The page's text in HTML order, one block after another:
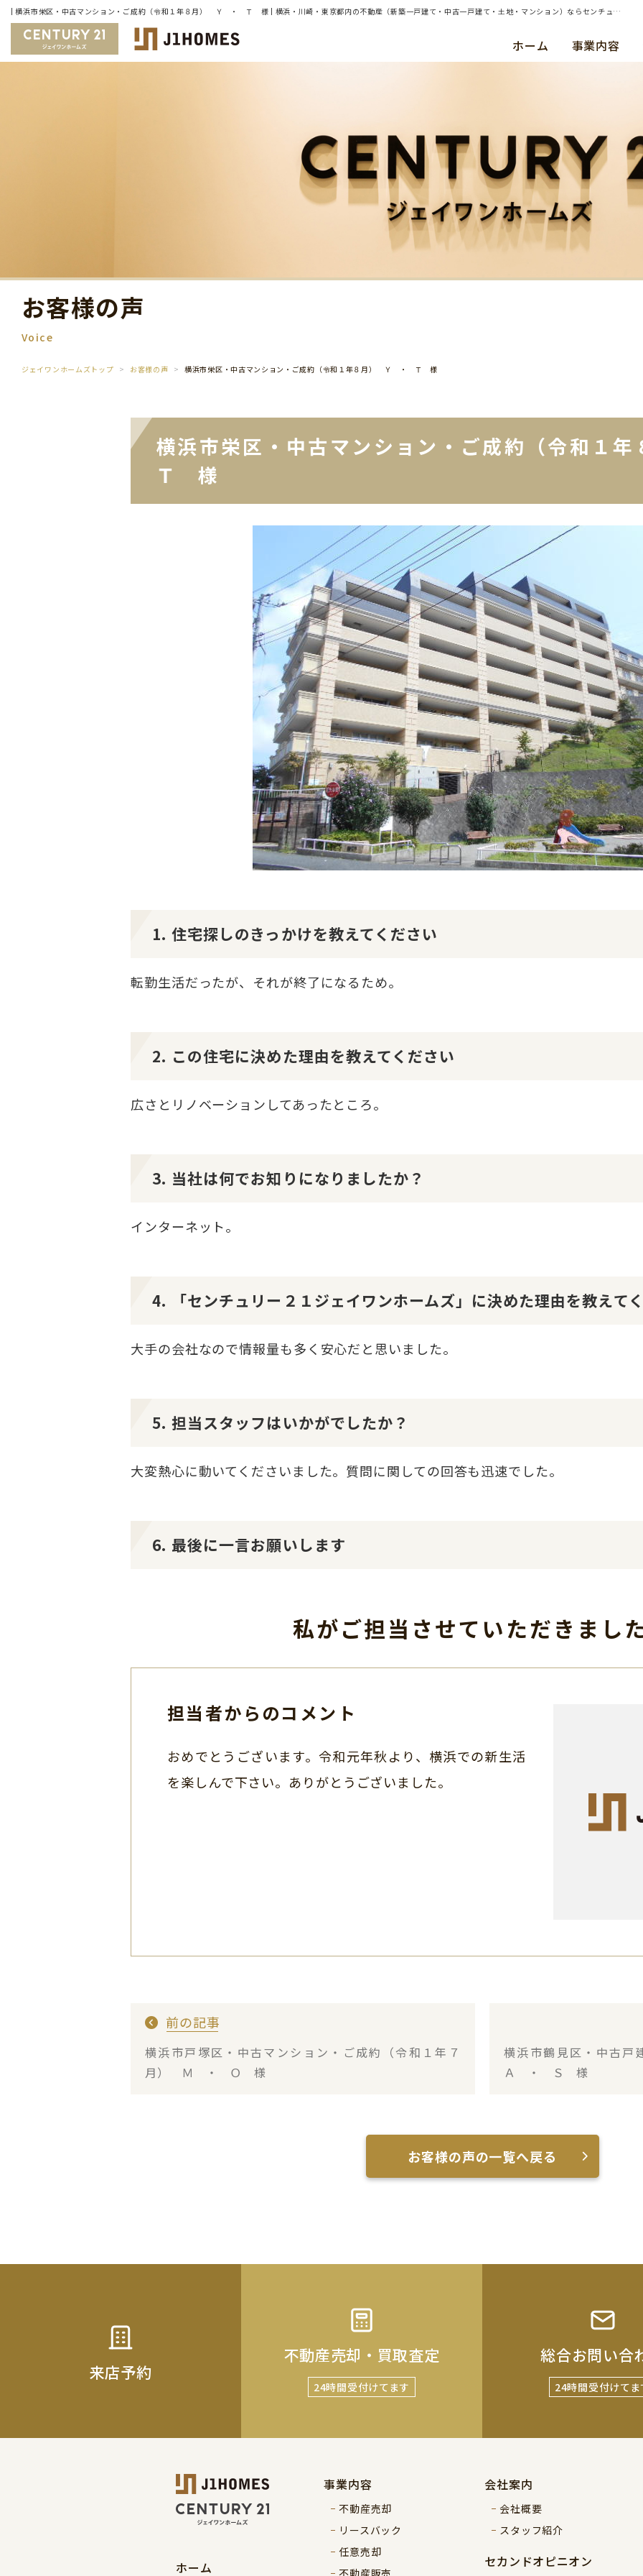
| 横浜市栄区・中古マンション・ご成約（令和１年８月） Ｙ ・ Ｔ 様 | 横浜・川崎・東京都内の不動産（新築一戸建て・中古一戸建て・土地・マンション）ならセンチュリー21ジェイワンホームズ
ホーム 事業内容
お客様の声
Voice
ジェイワンホームズトップ お客様の声 横浜市栄区・中古マンション・ご成約（令和１年８月） Ｙ ・ Ｔ 様
横浜市栄区・中古マンション・ご成約（令和
Ｔ 様
1. 住宅探しのきっかけを教えてください
転勤生活だったが、それが終了になるため。
2. この住宅に決めた理由を教えてください
広さとリノベーションしてあったところ。
3. 当社は何でお知りになりましたか？
インターネット。
4. 「センチュリー２１ジェイワンホームズ」に決めた理由を教えて
大手の会社なので情報量も多く安心だと思いました。
5. 担当スタッフはいかがでしたか？
大変熱心に動いてくださいました。質問に関しての回答も迅速でした。
6. 最後に一言お願いします
私がご担当させていただきまし
担当者からのコメント
おめでとうございます。令和元年秋より、横浜での新生活
を楽しんで下さい。ありがとうございました。
前の記事
横浜市戸塚区・中古マンション・ご成約（令和１年７
月） Ｍ ・ Ｏ 様
横浜市鶴見区・中古
Ａ ・ Ｓ 様
お客様の声の一覧へ戻る
来店予約
不動産売却・買取査定
24時間受付けてます
総合お問い合
24時間受付けてま
ホーム
事業内容
不動産売却
リースバック
任意売却
不動産販売
会社案内
会社概要
スタッフ紹介
セカンドオピニオン